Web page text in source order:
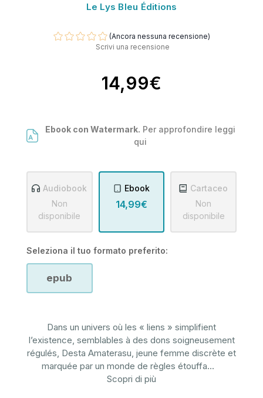
Le Lys Bleu Éditions
(Ancora nessuna recensione)
Scrivi una recensione
14,99€
Ebook con Watermark. Per approfondire leggi
qui
Audiobook
Non
disponibile
Ebook
14,99€
Cartaceo
Non
disponibile
Seleziona il tuo formato preferito:
epub
Dans un univers où les « liens » simplifient
l’existence, semblables à des dons soigneusement
régulés, Desta Amaterasu, jeune femme discrète et
marquée par un monde de règles étouffa...
Scopri di più